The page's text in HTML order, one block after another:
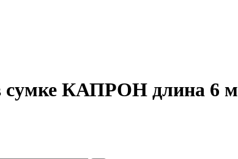
сумке КАПРОН длина 6 м